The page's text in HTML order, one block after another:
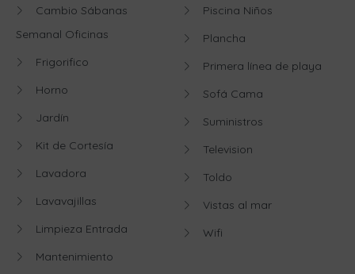
Cambio Sábanas
Semanal Oficinas
Frigorifico
Horno
Jardín
Kit de Cortesía
Lavadora
Lavavajillas
Limpieza Entrada
Mantenimiento
Piscina Niños
Plancha
Primera línea de playa
Sofá Cama
Suministros
Television
Toldo
Vistas al mar
Wifi